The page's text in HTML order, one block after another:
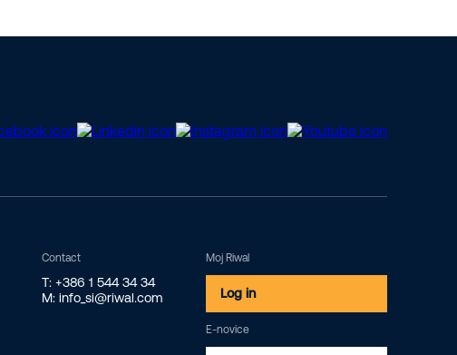
Contact
T: +386 1 544 34 34
M: info_si@riwal.com
Moj Riwal
Log in
E-novice